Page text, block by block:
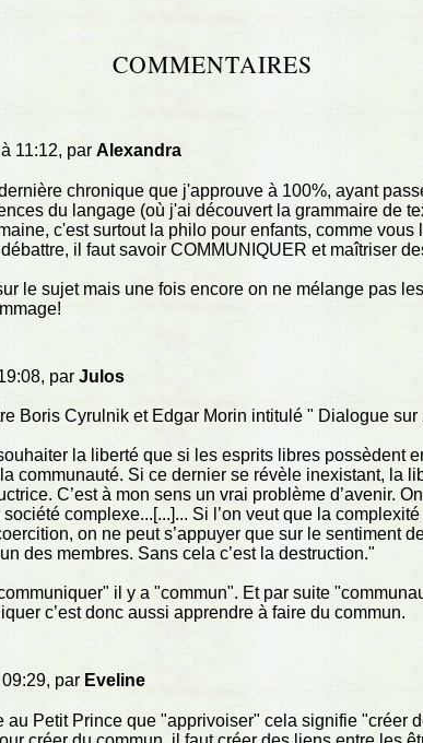
COMMENTAIRES
11:12, par Alexandra
chronique que j'approuve à 100%, ayant
du langage (où j'ai découvert la grammaire de
c'est surtout la philo pour enfants, comme vous
il faut savoir COMMUNIQUER et maîtriser
le sujet mais une fois encore on ne mélange pas
par Julos
Boris Cyrulnik et Edgar Morin intitulé " Dialogue
la liberté que si les esprits libres possèdent
communauté. Si ce dernier se révèle inexistant, la
C’est à mon sens un vrai problème d’avenir.
complexe...[...]... Si l’on veut que la
on ne peut s’appuyer que sur le sentiment
des membres. Sans cela c’est la destruction."
il y a "commun". Et par suite
c’est donc aussi apprendre à faire du commun.
par Eveline
au Petit Prince que "apprivoiser" cela signifie "créer